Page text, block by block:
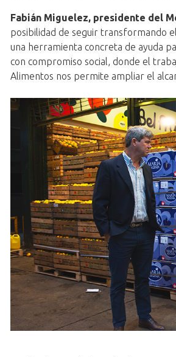
Fabián Miguelez, presidente del
posibilidad de seguir transformando
una herramienta concreta de ayuda
con compromiso social, donde el
Alimentos nos permite ampliar el